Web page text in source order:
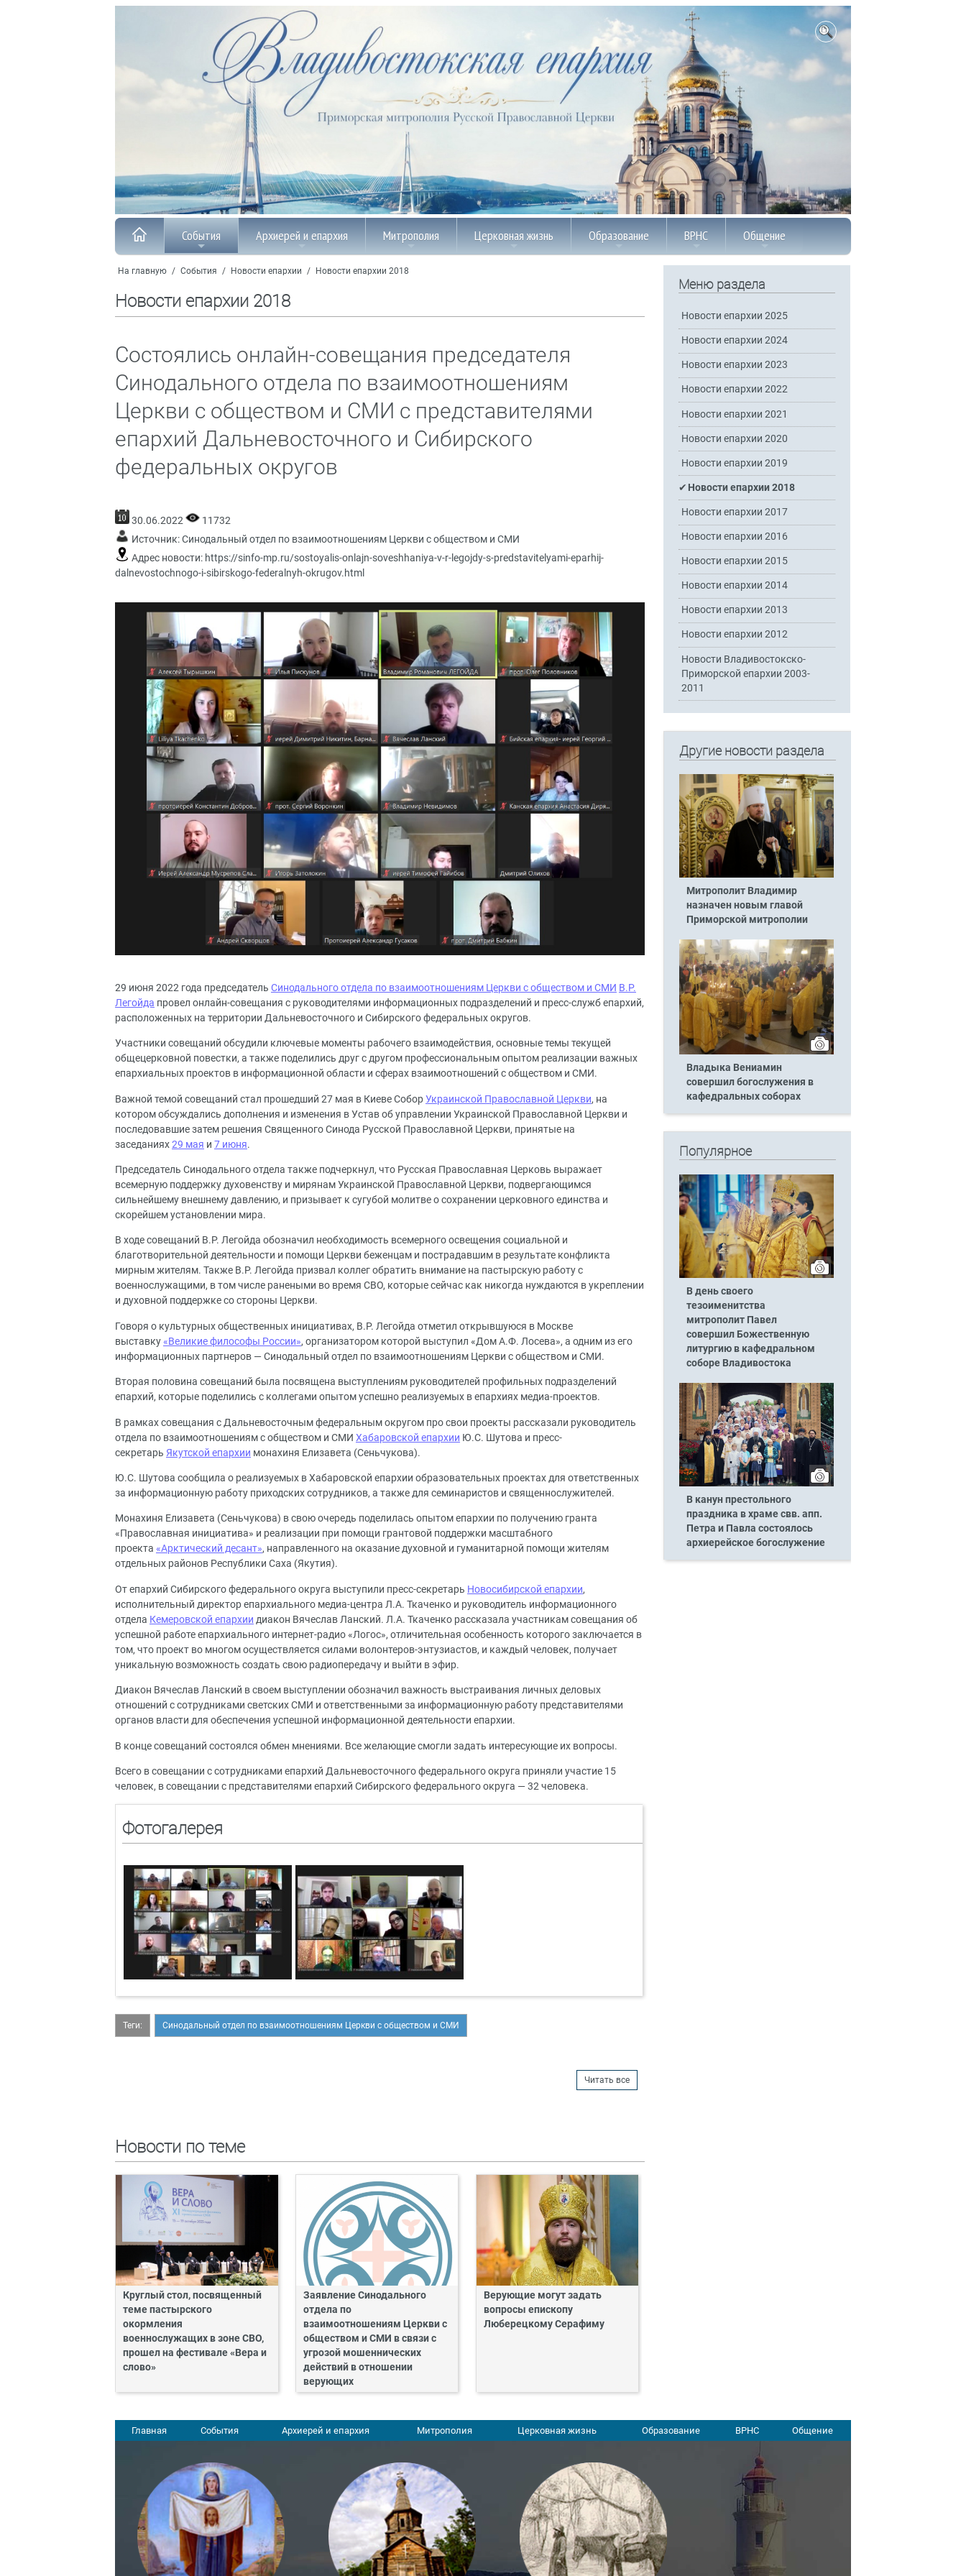
События Архиерей и епархия Митрополия Церковная жизнь Образование ВРНС Общение
На главную / События / Новости епархии / Новости епархии 2018
Новости епархии 2018
Состоялись онлайн-совещания председателя
Синодального отдела по взаимоотношениям
Церкви с обществом и СМИ с представителями
епархий Дальневосточного и Сибирского
федеральных округов
30.06.2022
11732
Источник:Синодальный отдел по взаимоотношениям Церкви с обществом и СМИ
Адрес новости: https://sinfo-mp.ru/sostoyalis-onlajn-soveshhaniya-v-r-legojdy-s-predstavitelyami-eparhij-
dalnevostochnogo-i-sibirskogo-federalnyh-okrugov.html
29 июня 2022 года председатель Синодального отдела по взаимоотношениям Церкви с обществом и СМИ В.Р.
Легойда провел онлайн-совещания с руководителями информационных подразделений и пресс-служб епархий,
расположенных на территории Дальневосточного и Сибирского федеральных округов.
Участники совещаний обсудили ключевые моменты рабочего взаимодействия, основные темы текущей
общецерковной повестки, а также поделились друг с другом профессиональным опытом реализации важных
епархиальных проектов в информационной области и сферах взаимоотношений с обществом и СМИ.
Важной темой совещаний стал прошедший 27 мая в Киеве СоборУкраинской Православной Церкви, на
котором обсуждались дополнения и изменения в Устав об управлении Украинской Православной Церкви и
последовавшие затем решения Священного Синода Русской Православной Церкви, принятые на
заседаниях29 мая и 7 июня.
Председатель Синодального отдела также подчеркнул, что Русская Православная Церковь выражает
всемерную поддержку духовенству и мирянам Украинской Православной Церкви, подвергающимся
сильнейшему внешнему давлению, и призывает к сугубой молитве о сохранении церковного единства и
скорейшем установлении мира.
В ходе совещаний В.Р. Легойда обозначил необходимость всемерного освещения социальной и
благотворительной деятельности и помощи Церкви беженцам и пострадавшим в результате конфликта
мирным жителям. Также В.Р. Легойда призвал коллег обратить внимание на пастырскую работу с
военнослужащими, в том числе ранеными во время СВО, которые сейчас как никогда нуждаются в укреплении
и духовной поддержке со стороны Церкви.
Говоря о культурных общественных инициативах, В.Р. Легойда отметил открывшуюся в Москве
выставку«Великие философы России», организатором которой выступил «Дом А.Ф. Лосева», а одним из его
информационных партнеров — Синодальный отдел по взаимоотношениям Церкви с обществом и СМИ.
Вторая половина совещаний была посвящена выступлениям руководителей профильных подразделений
епархий, которые поделились с коллегами опытом успешно реализуемых в епархиях медиа-проектов.
В рамках совещания с Дальневосточным федеральным округом про свои проекты рассказали руководитель
отдела по взаимоотношениям с обществом и СМИ Хабаровской епархии Ю.С. Шутова и пресс-
секретарь Якутской епархии монахиня Елизавета (Сеньчукова).
Ю.С. Шутова сообщила о реализуемых в Хабаровской епархии образовательных проектах для ответственных
за информационную работу приходских сотрудников, а также для семинаристов и священнослужителей.
Монахиня Елизавета (Сеньчукова) в свою очередь поделилась опытом епархии по получению гранта
«Православная инициатива» и реализации при помощи грантовой поддержки масштабного
проекта «Арктический десант», направленного на оказание духовной и гуманитарной помощи жителям
отдельных районов Республики Саха (Якутия).
От епархий Сибирского федерального округа выступили пресс-секретарь Новосибирской епархии,
исполнительный директор епархиального медиа-центра Л.А. Ткаченко и руководитель информационного
отдела Кемеровской епархии диакон Вячеслав Ланский. Л.А. Ткаченко рассказала участникам совещания об
успешной работе епархиального интернет-радио «Логос», отличительная особенность которого заключается в
том, что проект во многом осуществляется силами волонтеров-энтузиастов, и каждый человек, получает
уникальную возможность создать свою радиопередачу и выйти в эфир.
Диакон Вячеслав Ланский в своем выступлении обозначил важность выстраивания личных деловых
отношений с сотрудниками светских СМИ и ответственными за информационную работу представителями
органов власти для обеспечения успешной информационной деятельности епархии.
В конце совещаний состоялся обмен мнениями. Все желающие смогли задать интересующие их вопросы.
Всего в совещании с сотрудниками епархий Дальневосточного федерального округа приняли участие 15
человек, в совещании с представителями епархий Сибирского федерального округа — 32 человека.
Фотогалерея
Теги: Синодальный отдел по взаимоотношениям Церкви с обществом и СМИ
Читать все
Новости по теме
Круглый стол, посвященный
теме пастырского
окормления
военнослужащих в зоне СВО,
прошел на фестивале «Вера и
слово»
Заявление Синодального
отдела по
взаимоотношениям Церкви с
обществом и СМИ в связи с
угрозой мошеннических
действий в отношении
верующих
Верующие могут задать
вопросы епископу
Люберецкому Серафиму
Меню раздела
Новости епархии 2025
Новости епархии 2024
Новости епархии 2023
Новости епархии 2022
Новости епархии 2021
Новости епархии 2020
Новости епархии 2019
Новости епархии 2018
Новости епархии 2017
Новости епархии 2016
Новости епархии 2015
Новости епархии 2014
Новости епархии 2013
Новости епархии 2012
Новости Владивостокско-
Приморской епархии 2003-
2011
Другие новости раздела
Митрополит Владимир
назначен новым главой
Приморской митрополии
Владыка Вениамин
совершил богослужения в
кафедральных соборах
Популярное
В день своего
тезоименитства
митрополит Павел
совершил Божественную
литургию в кафедральном
соборе Владивостока
В канун престольного
праздника в храме свв. апп.
Петра и Павла состоялось
архиерейское богослужение
Главная События Архиерей и епархия Митрополия Церковная жизнь Образование ВРНС Общение